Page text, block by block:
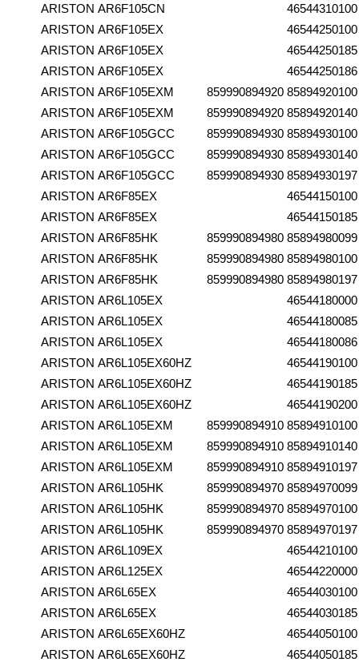
ARISTON AR6F105CN
46544310100
ARISTON AR6F105EX
46544250100
ARISTON AR6F105EX
46544250185
ARISTON AR6F105EX
46544250186
ARISTON AR6F105EXM 859990894920 85894920100
ARISTON AR6F105EXM 859990894920 85894920140
ARISTON AR6F105GCC 859990894930 85894930100
ARISTON AR6F105GCC 859990894930 85894930140
ARISTON AR6F105GCC 859990894930 85894930197
ARISTON AR6F85EX
46544150100
ARISTON AR6F85EX
46544150185
ARISTON AR6F85HK 859990894980 85894980099
ARISTON AR6F85HK 859990894980 85894980100
ARISTON AR6F85HK 859990894980 85894980197
ARISTON AR6L105EX
46544180000
ARISTON AR6L105EX
46544180085
ARISTON AR6L105EX
46544180086
ARISTON AR6L105EX60HZ
46544190100
ARISTON AR6L105EX60HZ
46544190185
ARISTON AR6L105EX60HZ
46544190200
ARISTON AR6L105EXM 859990894910 85894910100
ARISTON AR6L105EXM 859990894910 85894910140
ARISTON AR6L105EXM 859990894910 85894910197
ARISTON AR6L105HK 859990894970 85894970099
ARISTON AR6L105HK 859990894970 85894970100
ARISTON AR6L105HK 859990894970 85894970197
ARISTON AR6L109EX
46544210100
ARISTON AR6L125EX
46544220000
ARISTON AR6L65EX
46544030100
ARISTON AR6L65EX
46544030185
ARISTON AR6L65EX60HZ
46544050100
ARISTON AR6L65EX60HZ 46544050185